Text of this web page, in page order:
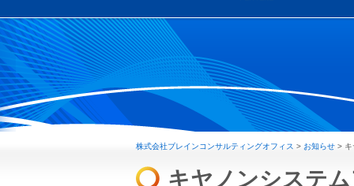
株式会社ブレインコンサルティングオフィス > お知らせ >
キヤノンシステ